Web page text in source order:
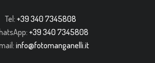
Tel: +39 340 7345808
+39 340 7345808
info@fotomanganelli.it